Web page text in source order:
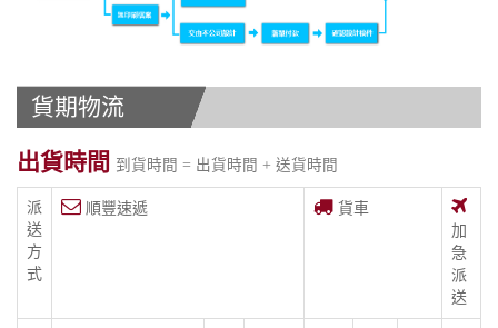
貨期物流
出貨時間 到貨時間 = 出貨時間 + 送貨時間
派
送
方
式
順豐速遞
貨車
加
急
派
送